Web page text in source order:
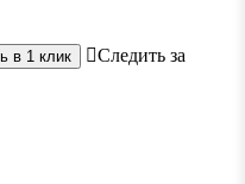
в 1 клик
Следить за